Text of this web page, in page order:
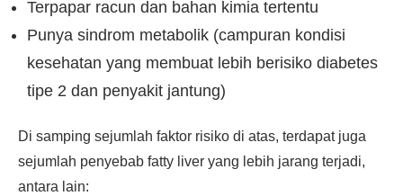
Terpapar racun dan bahan kimia tertentu
Punya sindrom metabolik (campuran kondisi
kesehatan yang membuat lebih berisiko diabetes
tipe 2 dan penyakit jantung)
Di samping sejumlah faktor risiko di atas, terdapat juga
sejumlah penyebab fatty liver yang lebih jarang terjadi,
antara lain: